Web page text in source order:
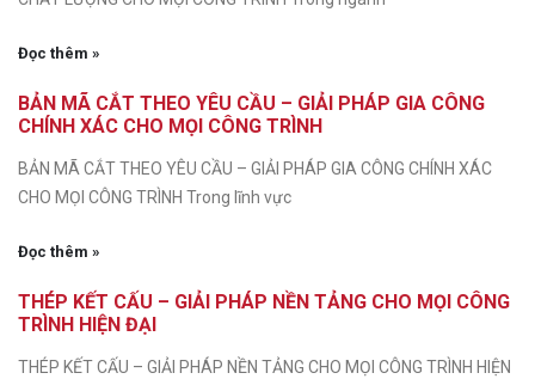
Đọc thêm »
BẢN MÃ CẮT THEO YÊU CẦU – GIẢI PHÁP GIA CÔNG
CHÍNH XÁC CHO MỌI CÔNG TRÌNH
BẢN MÃ CẮT THEO YÊU CẦU – GIẢI PHÁP GIA CÔNG CHÍNH XÁC
CHO MỌI CÔNG TRÌNH Trong lĩnh vực
Đọc thêm »
THÉP KẾT CẤU – GIẢI PHÁP NỀN TẢNG CHO MỌI CÔNG
TRÌNH HIỆN ĐẠI
THÉP KẾT CẤU – GIẢI PHÁP NỀN TẢNG CHO MỌI CÔNG TRÌNH HIỆN